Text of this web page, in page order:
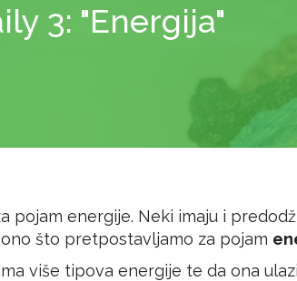
3: "Energija"
pojam energije. Neki imaju i
što pretpostavljamo za pojam
više tipova energije te da ona